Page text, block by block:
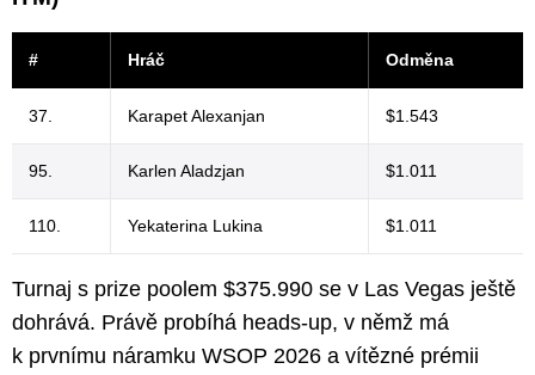
# Hráč Odměna
37. Karapet Alexanjan $1.543
95. Karlen Aladzjan $1.011
110. Yekaterina Lukina $1.011
Turnaj s prize poolem $375.990 se v Las Vegas ještě
dohrává. Právě probíhá heads-up, v němž má
k prvnímu náramku WSOP 2026 a vítězné prémii